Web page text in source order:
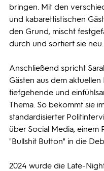
bringen. Mit den
und kabarettistischen
den Grund, mischt
durch und sortiert sie neu.
Anschließend spricht
Gästen aus dem
tiefgehende und
Thema. So bekommt sie
standardisierter
über Social Media,
"Bullshit Button" in die
2024 wurde die Late-